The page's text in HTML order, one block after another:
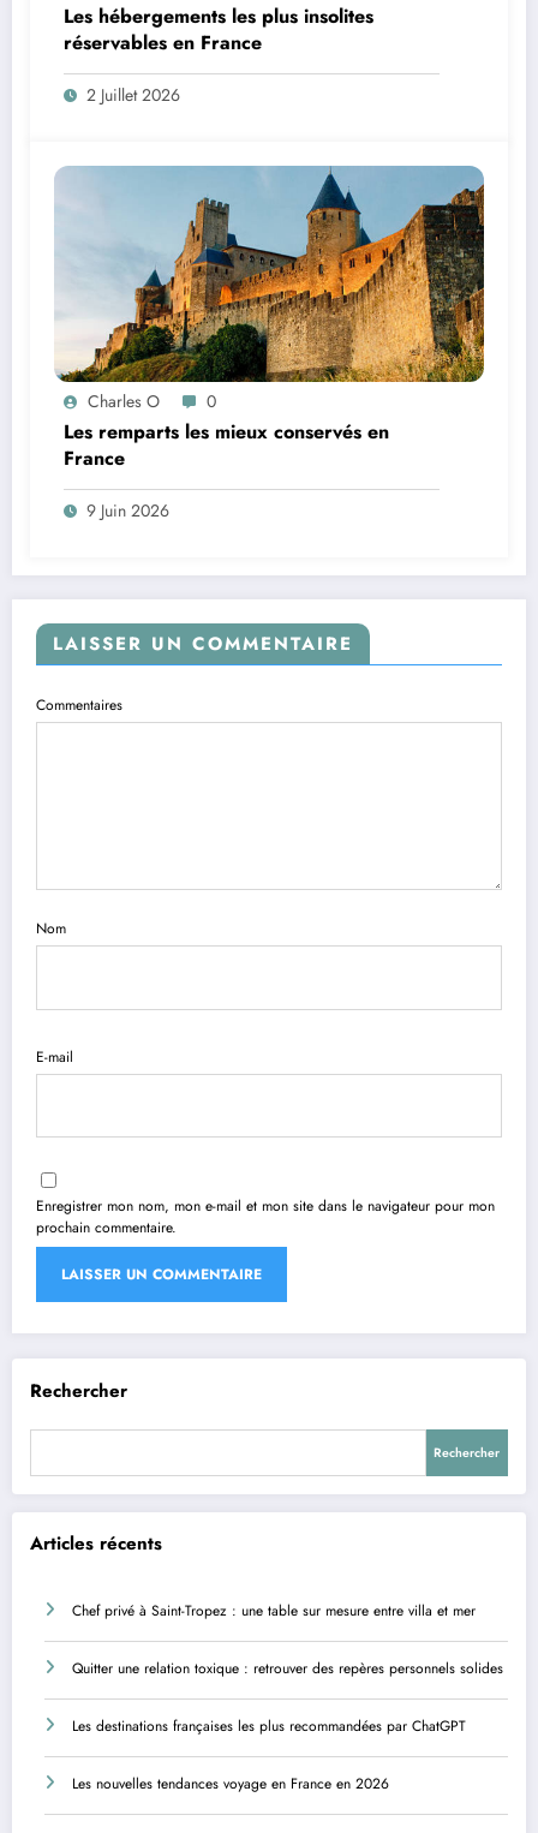
Les hébergements les plus insolites
réservables en France
2 Juillet 2026
Charles O 0
Les remparts les mieux conservés en
France
9 Juin 2026
LAISSER UN COMMENTAIRE
Commentaires
Nom
E-mail
Enregistrer mon nom, mon e-mail et mon site dans le navigateur pour mon
prochain commentaire.
Rechercher
Rechercher
Articles récents
Chef privé à Saint-Tropez : une table sur mesure entre villa et mer
Quitter une relation toxique : retrouver des repères personnels solides
Les destinations françaises les plus recommandées par ChatGPT
Les nouvelles tendances voyage en France en 2026